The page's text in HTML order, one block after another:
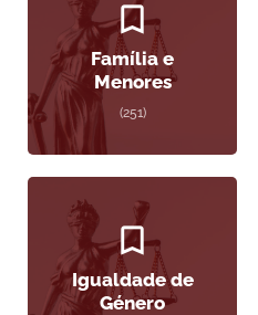
Família e
Menores
(251)
Igualdade de
Género